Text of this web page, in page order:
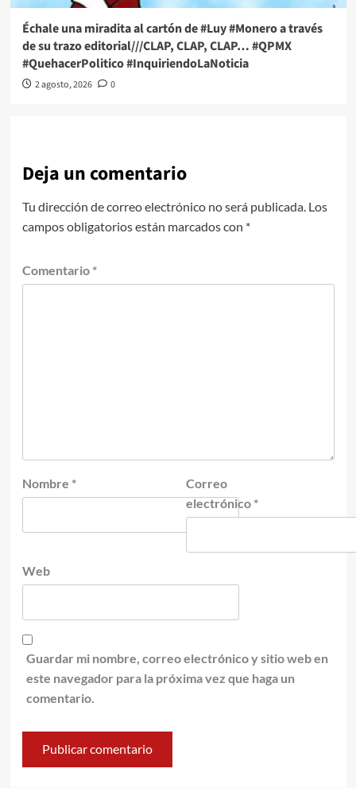
Échale una miradita al cartón de #Luy #Monero a través
de su trazo editorial///CLAP, CLAP, CLAP… #QPMX
#QuehacerPolitico #InquiriendoLaNoticia
2 agosto, 2026 0
Deja un comentario
Tu dirección de correo electrónico no será publicada. Los
campos obligatorios están marcados con *
Comentario *
Nombre *
Correo
electrónico *
Web
Guardar mi nombre, correo electrónico y sitio web en
este navegador para la próxima vez que haga un
comentario.